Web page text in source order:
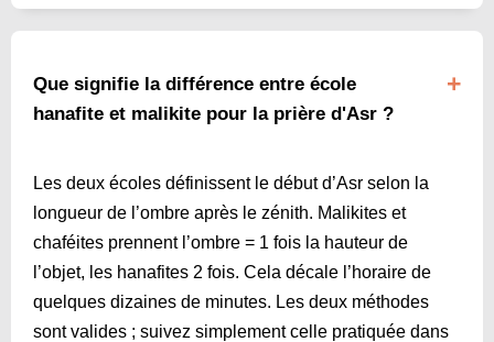
Que signifie la différence entre école
hanafite et malikite pour la prière d'Asr ?
Les deux écoles définissent le début d’Asr selon la
longueur de l’ombre après le zénith. Malikites et
chaféites prennent l’ombre = 1 fois la hauteur de
l’objet, les hanafites 2 fois. Cela décale l’horaire de
quelques dizaines de minutes. Les deux méthodes
sont valides ; suivez simplement celle pratiquée dans